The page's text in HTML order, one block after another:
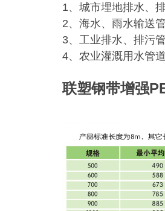
1、城市埋地排水、
2、海水、雨水输送
3、工业排水、排污
4、农业灌溉用水管
联塑钢带增强